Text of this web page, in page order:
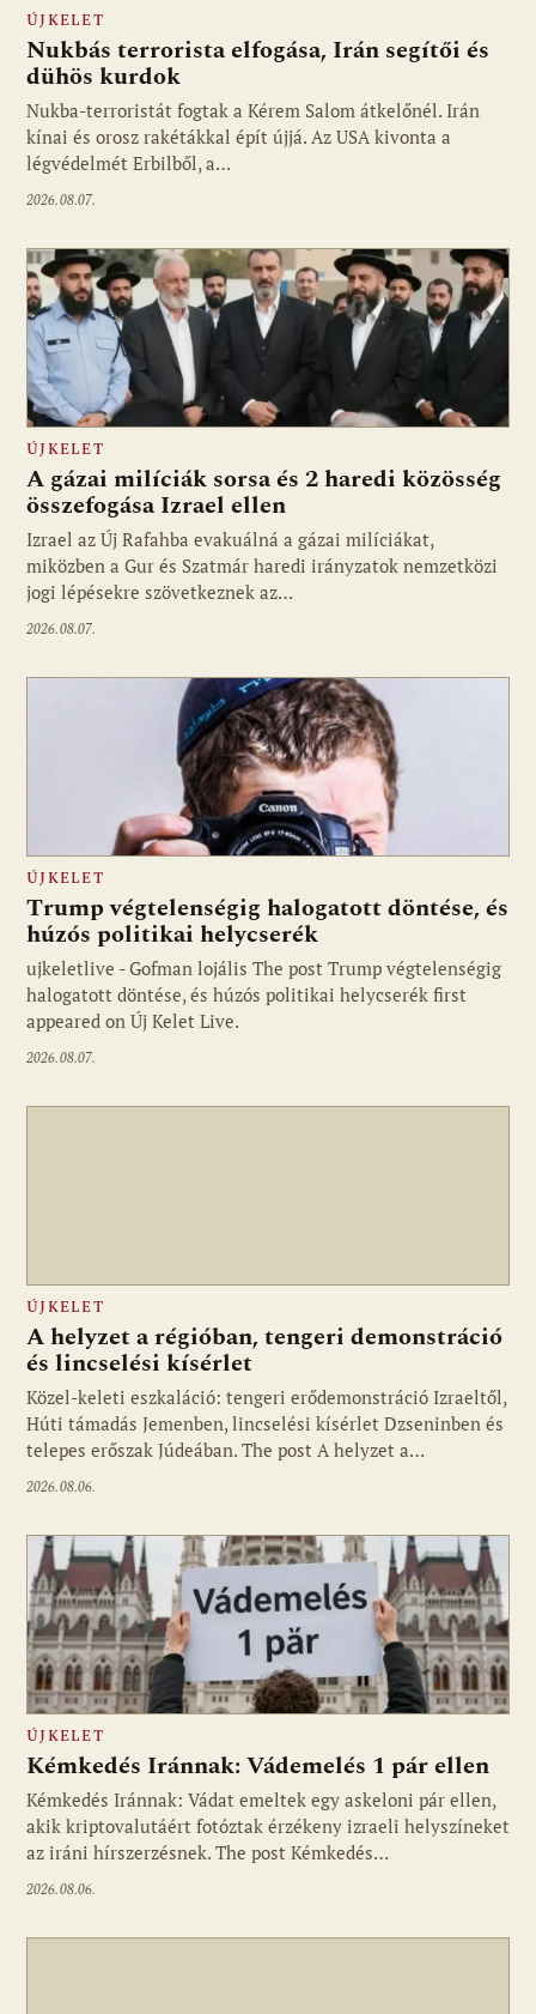
ÚJKELET
Nukbás terrorista elfogása, Irán segítői és
dühös kurdok
Nukba-terroristát fogtak a Kérem Salom átkelőnél. Irán
kínai és orosz rakétákkal épít újjá. Az USA kivonta a
légvédelmét Erbilből, a…
2026.08.07.
ÚJKELET
A gázai milíciák sorsa és 2 haredi közösség
összefogása Izrael ellen
Izrael az Új Rafahba evakuálná a gázai milíciákat,
miközben a Gur és Szatmár haredi irányzatok nemzetközi
jogi lépésekre szövetkeznek az…
2026.08.07.
Fotó: ujkelet.live
ÚJKELET
Trump végtelenségig halogatott döntése, és
húzós politikai helycserék
ujkeletlive - Gofman lojális The post Trump végtelenségig
halogatott döntése, és húzós politikai helycserék first
appeared on Új Kelet Live.
2026.08.07.
ÚJKELET
A helyzet a régióban, tengeri demonstráció
és lincselési kísérlet
Közel-keleti eszkaláció: tengeri erődemonstráció Izraeltől,
Húti támadás Jemenben, lincselési kísérlet Dzseninben és
telepes erőszak Júdeában. The post A helyzet a…
2026.08.06.
ÚJKELET
Kémkedés Iránnak: Vádemelés 1 pár ellen
Kémkedés Iránnak: Vádat emeltek egy askeloni pár ellen,
akik kriptovalutáért fotóztak érzékeny izraeli helyszíneket
az iráni hírszerzésnek. The post Kémkedés…
2026.08.06.